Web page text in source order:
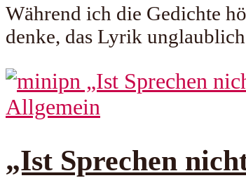
Während ich die Gedichte
denke, das Lyrik
Allgemein
„Ist Sprechen